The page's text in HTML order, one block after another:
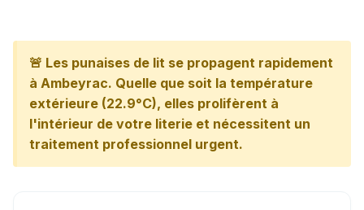
🚨 Les punaises de lit se propagent rapidement
à Ambeyrac. Quelle que soit la température
extérieure (22.9°C), elles prolifèrent à
l'intérieur de votre literie et nécessitent un
traitement professionnel urgent.